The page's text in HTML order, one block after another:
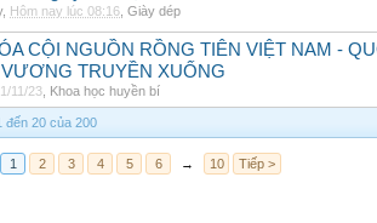
, Hôm nay lúc 08:16 Giày dép
CỘI NGUỒN RỒNG TIÊN VIỆT NAM -
TRUYỀN XUỐNG
1/11/23 Khoa học huyền bí
đến 20 của 200
1 2 3 4 5 6 → 10 Tiếp >